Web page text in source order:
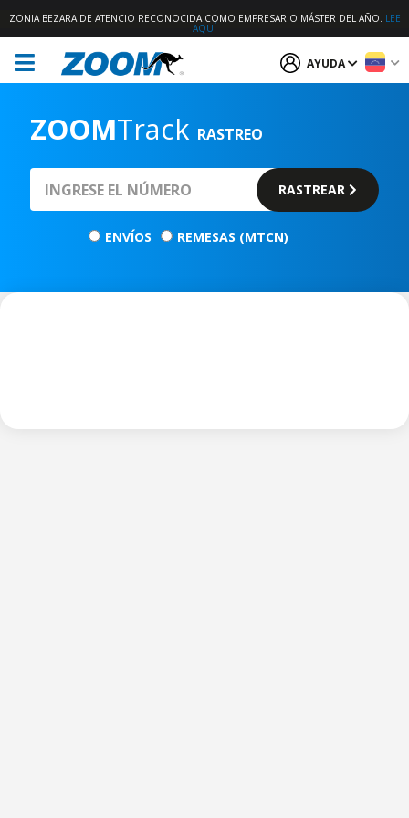
ZONIA BEZARA DE ATENCIO RECONOCIDA COMO EMPRESARIO MÁSTER DEL AÑO. LEE
AQUÍ
AYUDA
ZOOMTrack RASTREO
ENVÍOS REMESAS (MTCN)
RASTREAR